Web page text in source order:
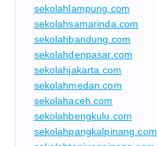
sekolahlampung.com
sekolahsamarinda.com
sekolahbandung.com
sekolahdenpasar.com
sekolahjakarta.com
sekolahmedan.com
sekolahaceh.com
sekolahbengkulu.com
sekolahpangkalpinang.com